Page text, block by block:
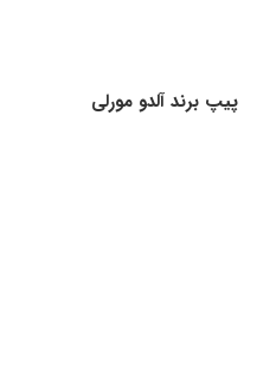
پیپ برند آلدو مورلی